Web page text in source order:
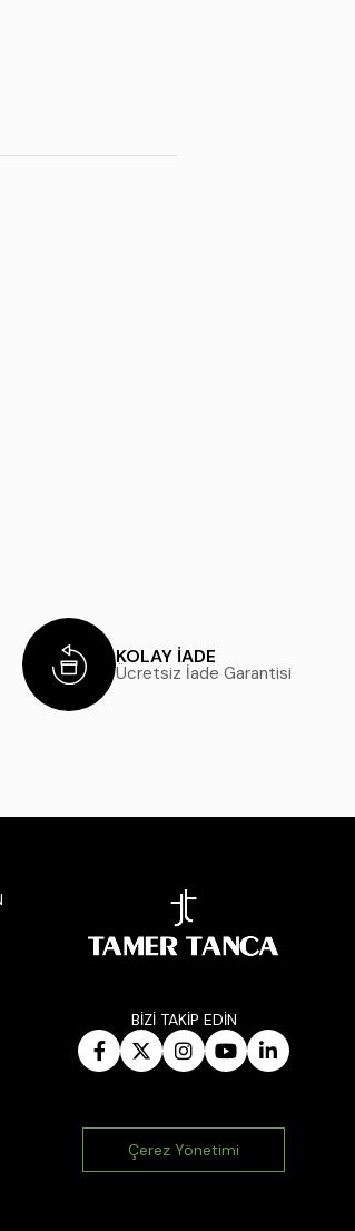
KOLAY İADE
Ücretsiz İade Garantisi
BİZİ TAKİP EDİN
Çerez Yönetimi